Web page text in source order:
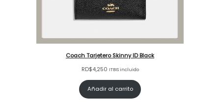
Coach Tarjetero Skinny ID Black
RD$4,250 ITBIS incluido
Añadir al carrito